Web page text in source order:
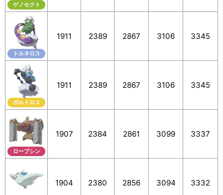
ゲノセクト
トルネロス
1911 2389 2867 3106 3345
ボルトロス
1911 2389 2867 3106 3345
ローブシン
1907 2384 2861 3099 3337
1904 2380 2856 3094 3332